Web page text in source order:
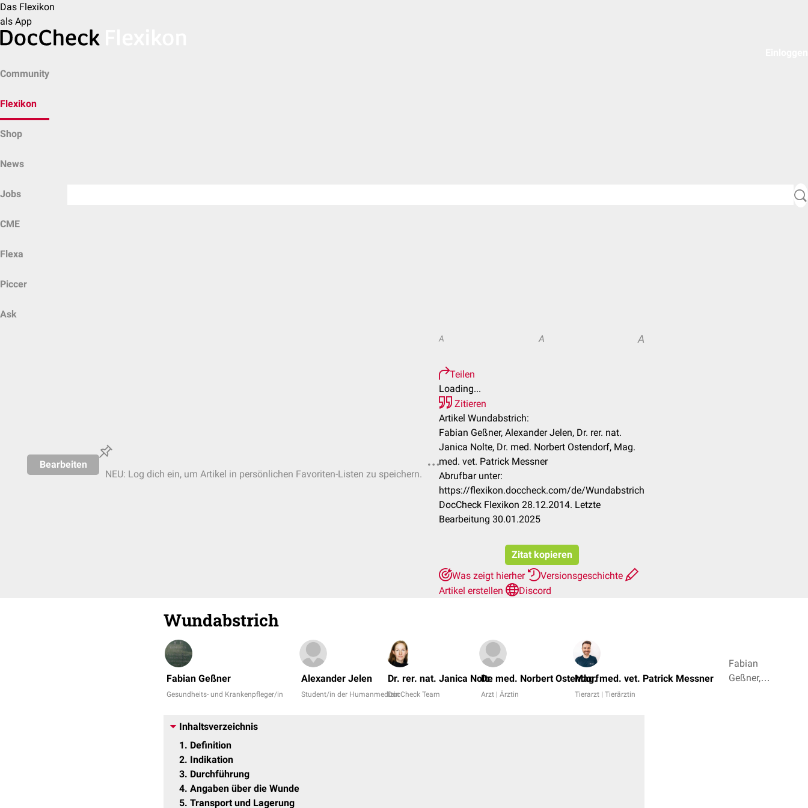
Das Flexikon
als App
Community
Flexikon
Shop
News
Jobs
CME
Flexa
Piccer
Ask
Bearbeiten
NEU: Log dich ein, um Artikel in persönlichen Favoriten-Listen zu speichern.
A A A
Teilen
Loading...
Zitieren
Artikel Wundabstrich:
Fabian Geßner, Alexander Jelen, Dr. rer. nat.
Janica Nolte, Dr. med. Norbert Ostendorf, Mag.
med. vet. Patrick Messner
Abrufbar unter:
https://flexikon.doccheck.com/de/Wundabstrich
DocCheck Flexikon 28.12.2014. Letzte
Bearbeitung 30.01.2025
Zitat kopieren
Was zeigt hierher
Versionsgeschichte
Artikel erstellen
Discord
Wundabstrich
Fabian Geßner
Gesundheits- und Krankenpfleger/in
Alexander Jelen
Student/in der Humanmedizin
Dr. rer. nat. Janica Nolte
DocCheck Team
Dr. med. Norbert Ostendorf
Arzt | Ärztin
Mag. med. vet. Patrick Messner
Tierarzt | Tierärztin
Fabian
Geßner,
Inhaltsverzeichnis
1
Definition
2 Indikation
3 Durchführung
4 Angaben über die Wunde
5 Transport und Lagerung